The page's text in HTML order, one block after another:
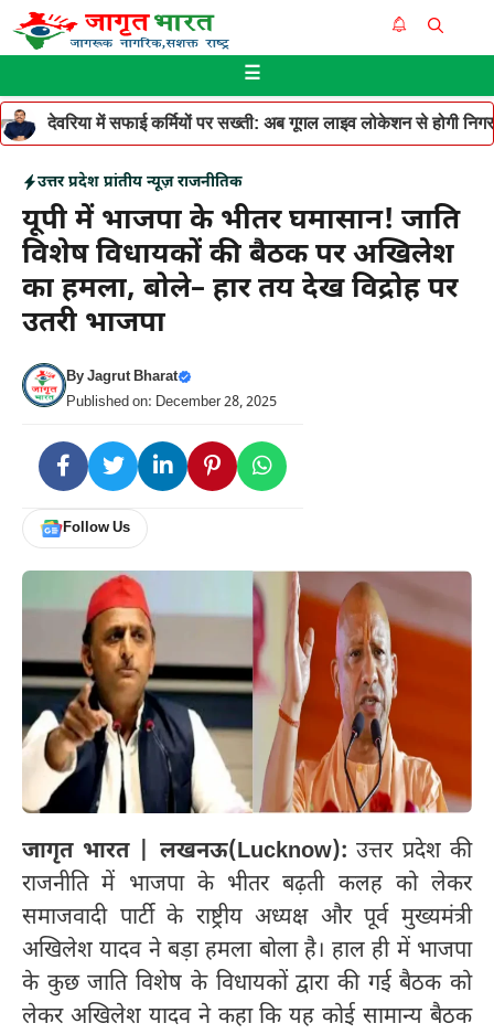
Skip
to
☰
देवरिया में सफाई कर्मियों पर सख्ती: अब गूगल लाइव लोकेशन से होगी
उत्तर प्रदेश प्रांतीय न्यूज़ राजनीतिक
यूपी में भाजपा के भीतर घमासान! जाति
विशेष विधायकों की बैठक पर अखिलेश
का हमला, बोले– हार तय देख विद्रोह पर
उतरी भाजपा
ByJagrut Bharat
Published on: December 28, 2025
Follow Us
जागृत भारत | लखनऊ(Lucknow): उत्तर प्रदेश की
राजनीति में भाजपा के भीतर बढ़ती कलह को लेकर
समाजवादी पार्टी के राष्ट्रीय अध्यक्ष और पूर्व मुख्यमंत्री
अखिलेश यादव ने बड़ा हमला बोला है। हाल ही में भाजपा
के कुछ जाति विशेष के विधायकों द्वारा की गई बैठक को
लेकर अखिलेश यादव ने कहा कि यह कोई सामान्य बैठक